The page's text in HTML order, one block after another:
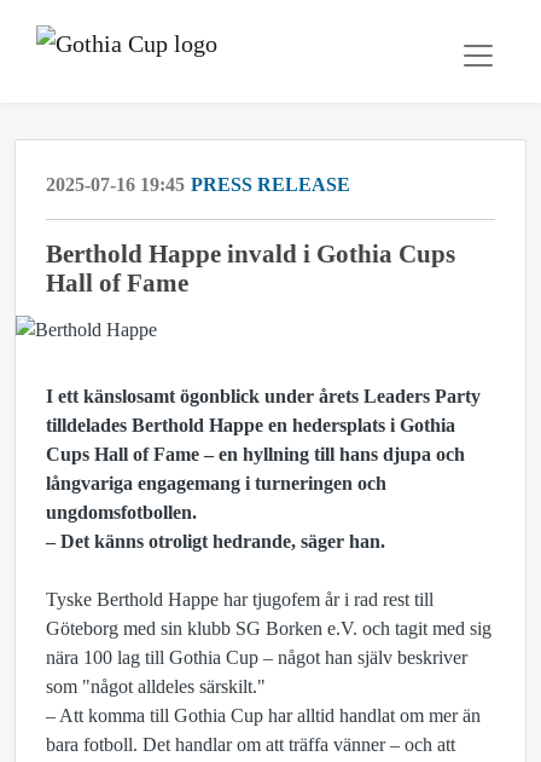
2025-07-16 19:45 PRESS RELEASE
Berthold Happe invald i Gothia Cups
Hall of Fame
I ett känslosamt ögonblick under årets Leaders Party
tilldelades Berthold Happe en hedersplats i Gothia
Cups Hall of Fame – en hyllning till hans djupa och
långvariga engagemang i turneringen och
ungdomsfotbollen.
– Det känns otroligt hedrande, säger han.
Tyske Berthold Happe har tjugofem år i rad rest till
Göteborg med sin klubb SG Borken e.V. och tagit med sig
nära 100 lag till Gothia Cup – något han själv beskriver
som "något alldeles särskilt."
– Att komma till Gothia Cup har alltid handlat om mer än
bara fotboll. Det handlar om att träffa vänner – och att